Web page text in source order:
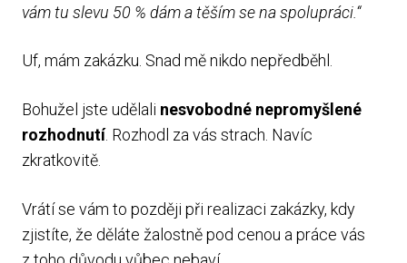
vám tu slevu 50 % dám a těším se na spolupráci.“
Uf, mám zakázku. Snad mě nikdo nepředběhl.
Bohužel jste udělali nesvobodné nepromyšlené
rozhodnutí. Rozhodl za vás strach. Navíc
zkratkovitě.
Vrátí se vám to později při realizaci zakázky, kdy
zjistíte, že děláte žalostně pod cenou a práce vás